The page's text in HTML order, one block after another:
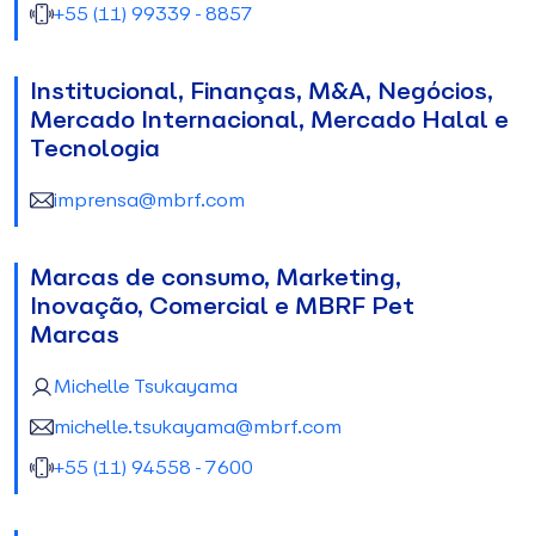
+55 (11) 99339-8857
Institucional, Finanças, M&A, Negócios,
Mercado Internacional, Mercado Halal e
Tecnologia
imprensa@mbrf.com
Marcas de consumo, Marketing,
Inovação, Comercial e MBRF Pet
Marcas
Michelle Tsukayama
michelle.tsukayama@mbrf.com
+55 (11) 94558-7600